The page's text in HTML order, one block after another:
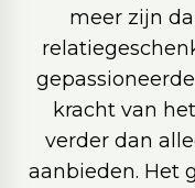
meer zijn
kracht van
verder dan
aanbieden. Het